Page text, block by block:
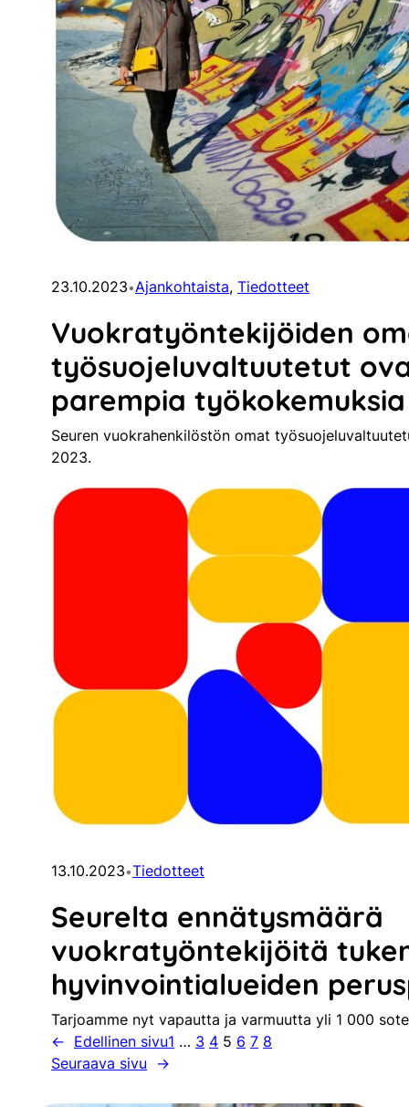
23.10.2023•Ajankohtaista, Tiedotteet
Vuokratyöntekijöiden
työsuojeluvaltuutetut
parempia työkokemuksia
Seuren vuokrahenkilöstön omat
2023.
13.10.2023•Tiedotteet
Seurelta ennätysmäärä
vuokratyöntekijöitä
hyvinvointialueiden
Tarjoamme nyt vapautta ja varmuutta yli 1 000
← Edellinen sivu1 … 3 4 5 6 7 8
Seuraava sivu
→